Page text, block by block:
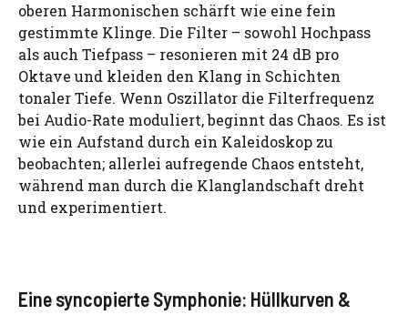
oberen Harmonischen schärft wie eine fein
gestimmte Klinge. Die Filter – sowohl Hochpass
als auch Tiefpass – resonieren mit 24 dB pro
Oktave und kleiden den Klang in Schichten
tonaler Tiefe. Wenn Oszillator die Filterfrequenz
bei Audio-Rate moduliert, beginnt das Chaos. Es ist
wie ein Aufstand durch ein Kaleidoskop zu
beobachten; allerlei aufregende Chaos entsteht,
während man durch die Klanglandschaft dreht
und experimentiert.
Eine syncopierte Symphonie: Hüllkurven &